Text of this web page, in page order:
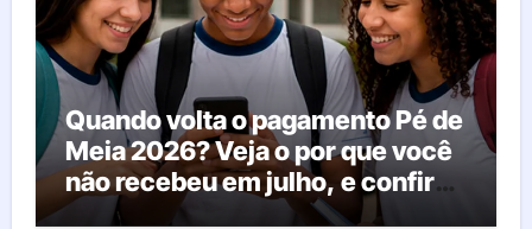
Quando volta o pagamento Pé de
Meia 2026? Veja o por que você
não recebeu em julho, e confira
o calendário oficial